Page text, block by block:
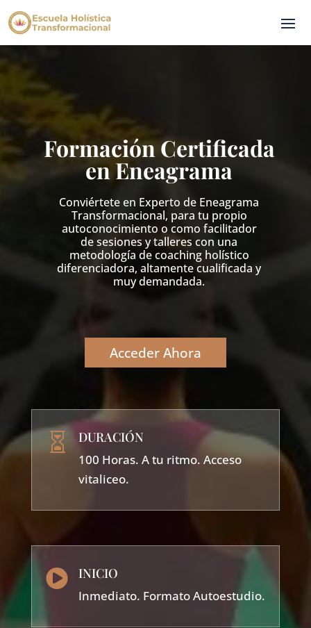
Formación Certificada
en Eneagrama
Conviértete en Experto de Eneagrama
Transformacional, para tu propio
autoconocimiento o como facilitador
de sesiones y talleres con una
metodología de coaching holístico
diferenciadora, altamente cualificada y
muy demandada.
Acceder Ahora
 DURACIÓN
100 Horas. A tu ritmo. Acceso
vitaliceo.
 INICIO
Inmediato. Formato Autoestudio.